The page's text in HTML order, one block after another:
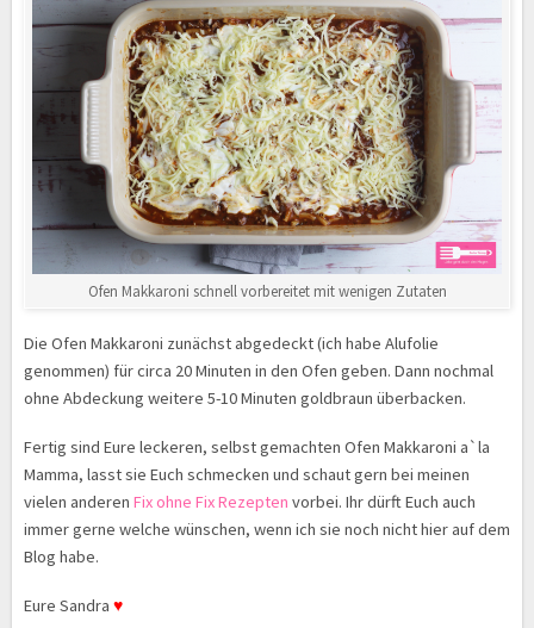
Ofen Makkaroni schnell vorbereitet mit wenigen Zutaten
Die Ofen Makkaroni zunächst abgedeckt (ich habe Alufolie
genommen) für circa 20 Minuten in den Ofen geben. Dann nochmal
ohne Abdeckung weitere 5-10 Minuten goldbraun überbacken.
Fertig sind Eure leckeren, selbst gemachten Ofen Makkaroni a`la
Mamma, lasst sie Euch schmecken und schaut gern bei meinen
vielen anderen Fix ohne Fix Rezepten vorbei. Ihr dürft Euch auch
immer gerne welche wünschen, wenn ich sie noch nicht hier auf dem
Blog habe.
Eure Sandra ♥